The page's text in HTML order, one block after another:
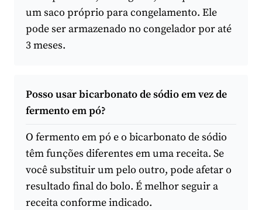
um saco próprio para congelamento. Ele
pode ser armazenado no congelador por até
3 meses.
Posso usar bicarbonato de sódio em vez de
fermento em pó?
O fermento em pó e o bicarbonato de sódio
têm funções diferentes em uma receita. Se
você substituir um pelo outro, pode afetar o
resultado final do bolo. É melhor seguir a
receita conforme indicado.